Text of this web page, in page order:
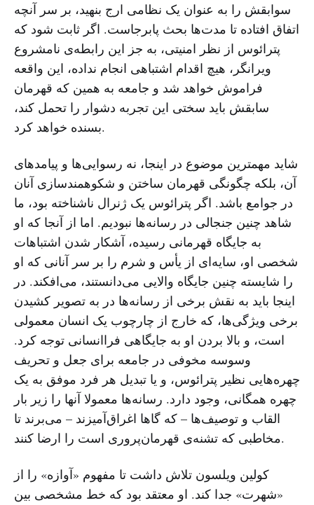
سوابقش را به عنوان یک نظامی ارج بنهید، بر سر آنچه
اتفاق افتاده تا مدت‌ها بحث پابرجاست. اگر ثابت شود که
پترائوس از نظر امنیتی، به جز این رابطه‌ی نامشروع
ویرانگر، هیچ اقدام اشتباهی انجام نداده، این واقعه
فراموش خواهد شد و جامعه به همین که قهرمان
سابقش باید سختی این تجربه دشوار را تحمل کند،
بسنده خواهد کرد.
شاید مهمترین موضوع در اینجا، نه رسوایی‌ها و پیامدهای
آن، بلکه چگونگی قهرمان ساختن و شکوهمندسازی آنان
در جوامع باشد. اگر پترائوس یک ژنرال ناشناخته بود، ما
شاهد چنین جنجالی در رسانه‌‌ها نبودیم. اما از آنجا که او
به جایگاه قهرمانی رسیده، آشکار شدن اشتباهات
شخصی او، سایه‌ای از یأس و شرم را بر سر آنانی که او
را شایسته چنین جایگاه والایی می‌دانستند، می‌افکند. در
اینجا باید به نقش برخی از رسانه‌ها در به تصویر کشیدن
برخی ویژگی‌ها، که خارج از چارچوب یک انسان معمولی
است، و بالا بردن او به جایگاهی فراانسانی توجه کرد.
وسوسه مخوفی در جامعه برای جعل و تحریف
چهره‌هایی نظیر پترائوس، و یا تبدیل هر فرد موفق به یک
چهره همگانی، وجود دارد. رسانه‌ها معمولا آنها را زیر بار
القاب و توصیف‌ها – که گاها اغراق‌آمیزند – می‌برند تا
مخاطبی که تشنه‌ی قهرمان‌پروری است را ارضا کنند.
کولین ویلسون تلاش داشت تا مفهوم «آوازه» را از
«شهرت» جدا کند. او معتقد بود که خط مشخصی بین